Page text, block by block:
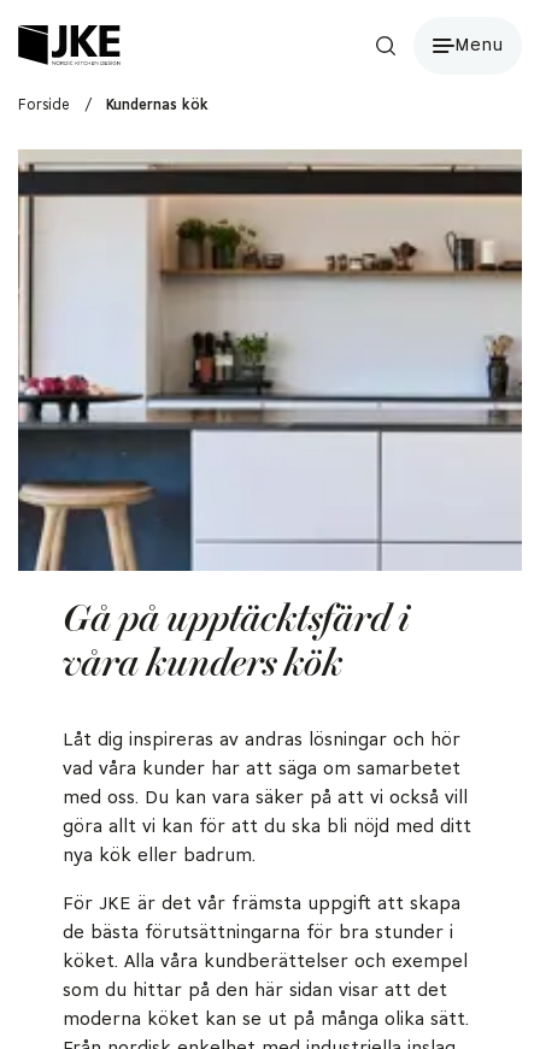
Menu
Forside / Kundernas kök
Gå på upptäcktsfärd i
våra kunders kök
Låt dig inspireras av andras lösningar och hör
vad våra kunder har att säga om samarbetet
med oss. Du kan vara säker på att vi också vill
göra allt vi kan för att du ska bli nöjd med ditt
nya kök eller badrum.
För JKE är det vår främsta uppgift att skapa
de bästa förutsättningarna för bra stunder i
köket. Alla våra kundberättelser och exempel
som du hittar på den här sidan visar att det
moderna köket kan se ut på många olika sätt.